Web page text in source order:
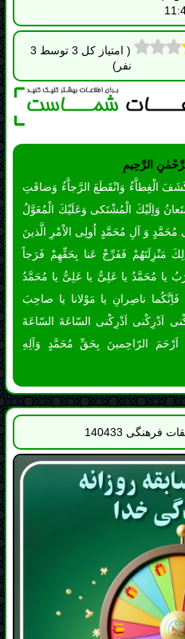
الرَّحِيمِ
الْغِطاَّءُ وَانْقَطَعَ الرَّجاَّءُ وَضاقَتِ
وَاِلَيْكَ الْمُشْتَكى وَعَلَيْكَ الْمُعَوَّلُ
وَ آلِ مُحَمَّدٍ اُولِى الاْمْرِ الَّذينَ
يا مُحَمَّدُ يا عَلِىُّ يا عَلِىُّ يا مُحَمَّدُ
فَاِنَّكُما ناصِرانِ يا مَوْلانا يا صاحِبَ
اَدْرِكْنى اَدْرِكْنى السّاعَةَ السّاعَةَ
اَرْحَمَ الرّاحِمينَ بِحَقِّ مُحَمَّدٍ وَآلِهِ
140433